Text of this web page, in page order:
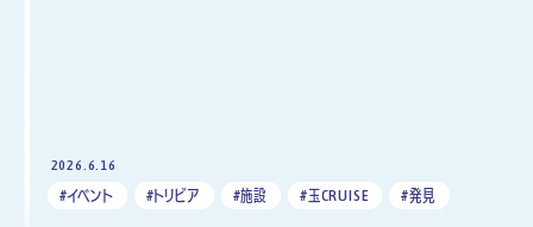
2026.6.16
#イベント #トリビア #施設 #玉CRUISE #発見